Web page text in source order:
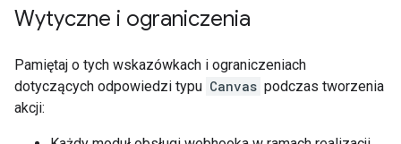
Wytyczne i ograniczenia
Pamiętaj o tych wskazówkach i ograniczeniach
dotyczących odpowiedzi typu Canvas podczas tworzenia
akcji: